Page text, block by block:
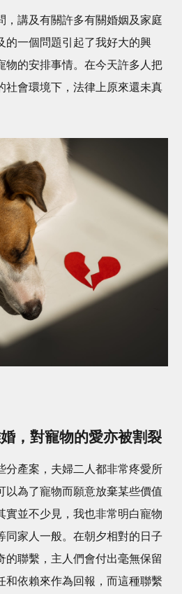
，講及有關許多有關婚姻及家庭
的一個問題引起了我好大的興
物的安排事情。在今天許多人把
社會環境下，法律上原來還未真
，對寵物的愛亦被割裂
分產案，夫婦二人都非常疼愛所
以為了寵物而願意放棄某些價值
實並不少見，我也非常明白寵物
同家人一般。在朝夕相對的日子
的聯繫，主人們會付出毫無保留
和依賴來作為回報，而這種聯繫